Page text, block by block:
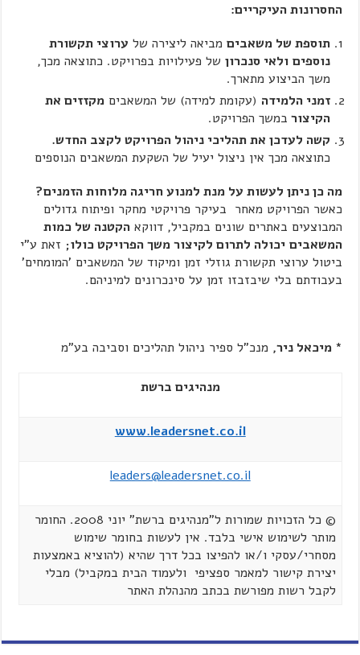
החסרונות העיקריים:
תוספת של משאבים מביאה ליצירה של ערוצי תקשורת
נוספים ולאי סנכרון של פעילויות בפרויקט. כתוצאה מכך,
משך הביצוע מתארך.
זמני הלמידה (עקומת למידה) של המשאביםמקזזים את
הקיצור במשך הפרויקט.
קשה לעדכן את תהליכי ניהול הפרויקט לקצב החדש.
כתוצאה מכך אין ניצול יעיל של השקעת המשאבים הנוספים
מה כן ניתן לעשות על מנת למנוע חריגה מלוחות הזמנים?
כאשר הפרויקט מאחר בעיקר פרויקטי מחקר ופיתוח גדולים
המבוצעים באתרים שונים במקביל, דווקאהקטנה של כמות
המשאבים יכולה לתרום לקיצור משך הפרויקט כולו; זאת ע"י
ביטול ערוצי תקשורת גוזלי זמן ומיקוד של המשאבים 'המומחים'
בעבודתם בלי שיבזבזו זמן על סינכרונים למיניהם.
* מיכאל ניר, מנכ"ל ספיר ניהול תהליכים וסביבה בע"מ
מנהיגים ברשת
www.leadersnet.co.il
leaders@leadersnet.co.il
© כל הזכויות שמורות ל"מנהיגים ברשת" יוני 2008. החומר
מותר לשימוש אישי בלבד. אין לעשות בחומר שימוש
מסחרי/עסקי ו/או להפיצו בכל דרך שהיא (להוציא באמצעות
יצירת קישור למאמר ספציפי ולעמוד הבית במקביל) מבלי
לקבל רשות מפורשת בכתב מהנהלת האתר